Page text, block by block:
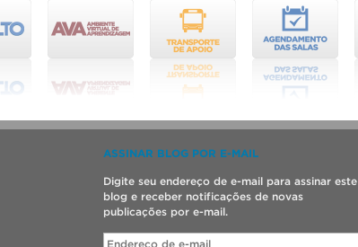
ASSINAR BLOG POR E-MAIL
Digite seu endereço de e-mail para assinar este
blog e receber notificações de novas
publicações por e-mail.
Endereço